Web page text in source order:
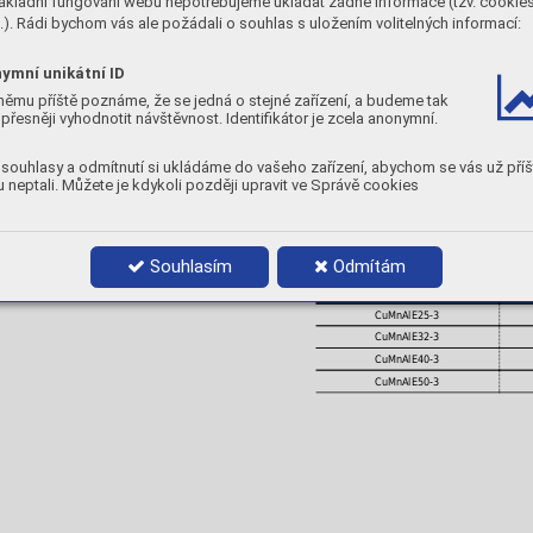
Rádi bychom vás ale požádali o souhlas s uložením volitelných informací:
unikátní ID
příště poznáme, že se jedná o stejné zařízení, a budeme tak
vyhodnotit návštěvnost. Identifikátor je zcela anonymní.
a odmítnutí si ukládáme do vašeho zařízení, abychom se vás už
neptali. Můžete je kdykoli později upravit ve Správě cookies
Souhlasím Odmítám
°C
Interval
750 40
POLARITA: DC+
POLOHY:
PRŮMĚRY A BALENÍ
CuMnAlE25-3
CuMnAlE32-3
CuMnAlE40-3
CuMnAlE50-3